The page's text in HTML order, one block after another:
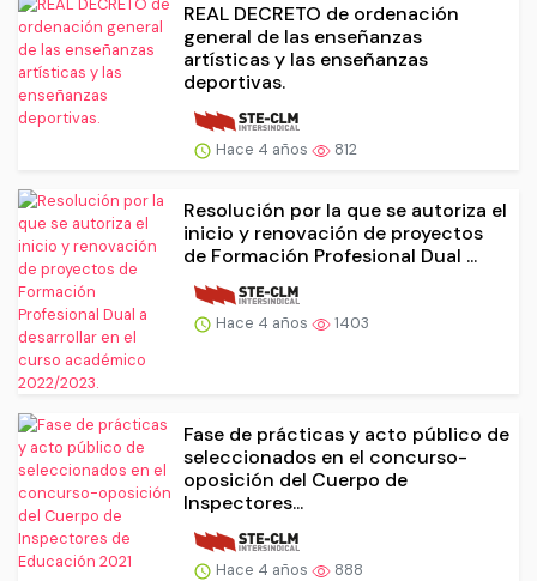
REAL DECRETO de ordenación
general de las enseñanzas
artísticas y las enseñanzas
deportivas.
Hace 4 años 812
Resolución por la que se autoriza el
inicio y renovación de proyectos
de Formación Profesional Dual ...
Hace 4 años 1403
Fase de prácticas y acto público de
seleccionados en el concurso-
oposición del Cuerpo de
Inspectores...
Hace 4 años 888